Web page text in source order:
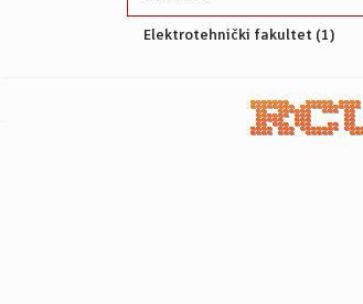
Elektrotehnički fakultet (1)